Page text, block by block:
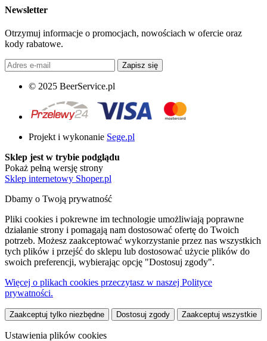
Newsletter
Otrzymuj informacje o promocjach, nowościach w ofercie oraz
kody rabatowe.
Zapisz się
© 2025 BeerService.pl
Projekt i wykonanie Sege.pl
Sklep jest w trybie podglądu
Pokaż pełną wersję strony
Sklep internetowy Shoper.pl
Dbamy o Twoją prywatność
Pliki cookies i pokrewne im technologie umożliwiają poprawne
działanie strony i pomagają nam dostosować ofertę do Twoich
potrzeb. Możesz zaakceptować wykorzystanie przez nas wszystkich
tych plików i przejść do sklepu lub dostosować użycie plików do
swoich preferencji, wybierając opcję "Dostosuj zgody".
Więcej o plikach cookies przeczytasz w naszej Polityce
prywatności.
Zaakceptuj tylko niezbędne Dostosuj zgody Zaakceptuj wszystkie
Ustawienia plików cookies